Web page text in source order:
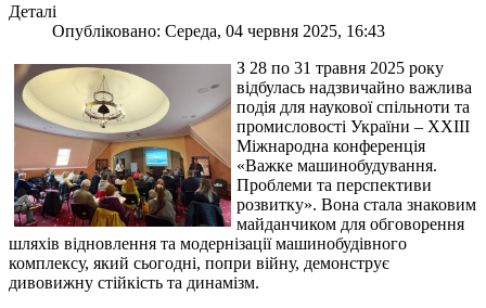
Деталі
Опубліковано: Середа, 04 червня 2025, 16:43
З 28 по 31 травня 2025 року
відбулась надзвичайно важлива
подія для наукової спільноти та
промисловості України – ХХІІІ
Міжнародна конференція
«Важке машинобудування.
Проблеми та перспективи
розвитку». Вона стала знаковим
майданчиком для обговорення
шляхів відновлення та модернізації машинобудівного
комплексу, який сьогодні, попри війну, демонструє
дивовижну стійкість та динамізм.